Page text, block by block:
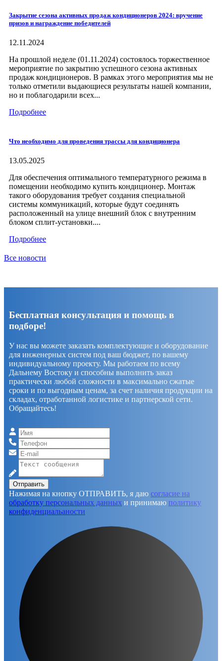
Закрытие сезона активных продаж кондиционеров 2024: вручение
призов и награждение победителей
12.11.2024
На прошлой неделе (01.11.2024) состоялось торжественное
мероприятие по закрытию успешного сезона активных
продаж кондиционеров. В рамках этого мероприятия мы не
только отметили выдающиеся результаты нашей компании,
но и поблагодарили всех...
Подробнее
Что необходимо для проведения трассы для кондиционера
13.05.2025
Для обеспечения оптимального температурного режима в
помещении необходимо купить кондиционер. Монтаж
такого оборудования требует создания специальной
системы коммуникаций, которые будут соединять
расположенный на улице внешний блок с внутренним
блоком сплит-установки....
Подробнее
Все новости
Бесплатная консультация и помощь в
подборе!
У нас вы можете заказать комплектующие и оборудование
для инженерных систем под ваш бюджет, по вашему
индивидуальному проекту. Мы работаем по всему
Дальнему Востоку и способны выполнить заказ
практически любой сложности в максимально сжатые
сроки и по выгодным ценам, за счет наличия продукции на
складах, отработанной логистике и партнерской сети.
Обращайтесь!
Отправить
Нажимая на кнопку ОТПРАВИТЬ, я даю согласие на
обработку персональных данных и принимаю политику
конфиденциальаности